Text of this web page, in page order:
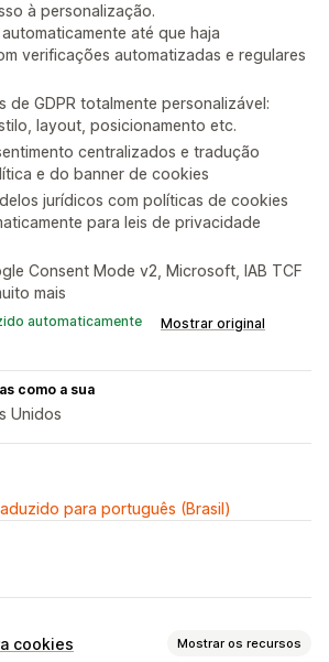
à personalização.
até que haja
verificações automatizadas e regulares
de GDPR totalmente personalizável:
layout, posicionamento etc.
centralizados e tradução
e do banner de cookies
jurídicos com políticas de cookies
para leis de privacidade
Consent Mode v2, Microsoft, IAB TCF
mais
automaticamente Mostrar original
como a sua
Unidos
para português (Brasil)
cookies Mostrar os recursos